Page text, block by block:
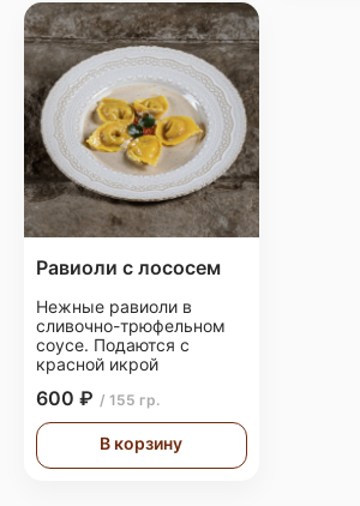
Равиоли с лососем
Нежные равиоли в
сливочно-трюфельном
соусе. Подаются с
красной икрой
600 ₽ / 155 гр.
В корзину